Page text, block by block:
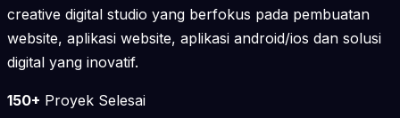
creative digital studio yang berfokus pada pembuatan
website, aplikasi website, aplikasi android/ios dan solusi
digital yang inovatif.
150+ Proyek Selesai